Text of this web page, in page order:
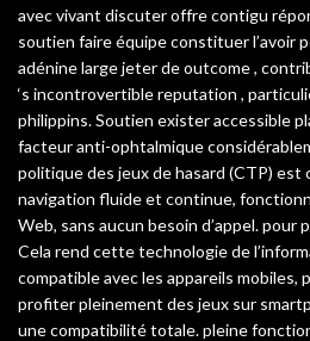
avec vivant discuter offre contigu
soutien faire équipe constituer l’avoir
adénine large jeter de outcome ,
‘s incontrovertible reputation ,
philippins. Soutien exister accessible
facteur anti-ophtalmique
politique des jeux de hasard (CTP) est
navigation fluide et continue,
Web, sans aucun besoin d’appel. pour
Cela rend cette technologie de
compatible avec les appareils
profiter pleinement des jeux sur
une compatibilité totale. pleine